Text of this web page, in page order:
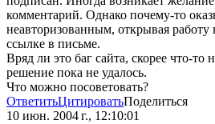
комментарий. Однако почему-то
неавторизованным, открывая работу
ссылке в письме.
Вряд ли это баг сайта, скорее что-то
решение пока не удалось.
Что можно посоветовать?
ОтветитьЦитироватьПоделиться
10 июн. 2004 г., 12:10:01